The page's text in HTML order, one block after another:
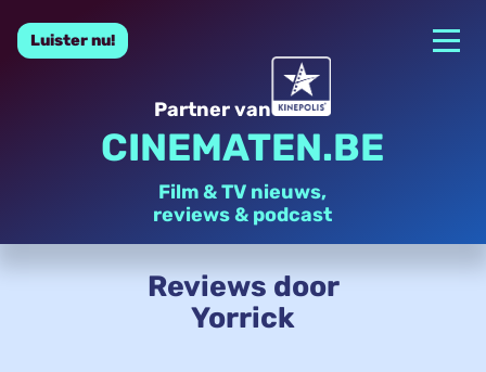
Luister nu!
Partner van
CINEMATEN.BE
Film & TV nieuws,
reviews & podcast
Reviews door
Yorrick